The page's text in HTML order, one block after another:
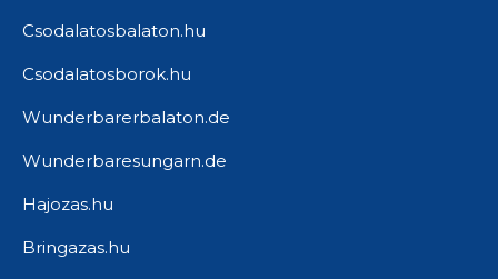
Csodalatosbalaton.hu
Csodalatosborok.hu
Wunderbarerbalaton.de
Wunderbaresungarn.de
Hajozas.hu
Bringazas.hu